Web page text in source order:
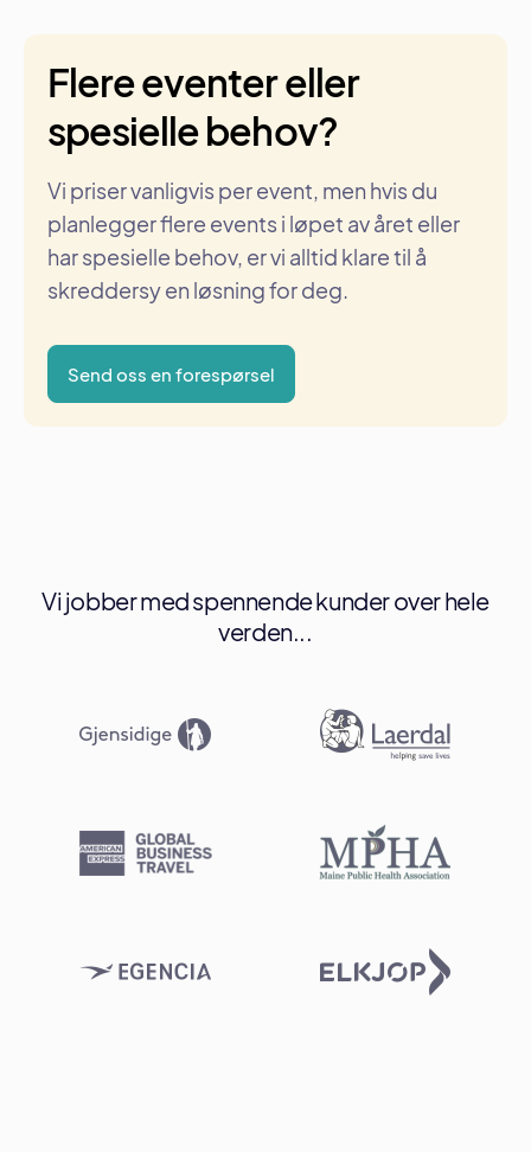
Flere eventer eller
spesielle behov?
Vi priser vanligvis per event, men hvis du
planlegger flere events i løpet av året eller
har spesielle behov, er vi alltid klare til å
skreddersy en løsning for deg.
Send oss en forespørsel
Vi jobber med spennende kunder over hele
verden...